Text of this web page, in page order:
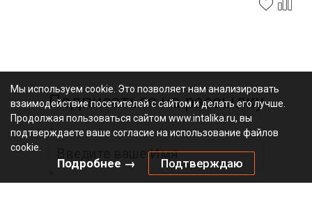
Подписаться на рассылку
*
Мы используем cookie. Это позволяет нам анализировать
взаимодействие посетителей с сайтом и делать его лучше.
Продолжая пользоваться сайтом www.intalika.ru, вы
подтверждаете ваше согласие на использование файлов
cookie.
Подробнее → Подтверждаю